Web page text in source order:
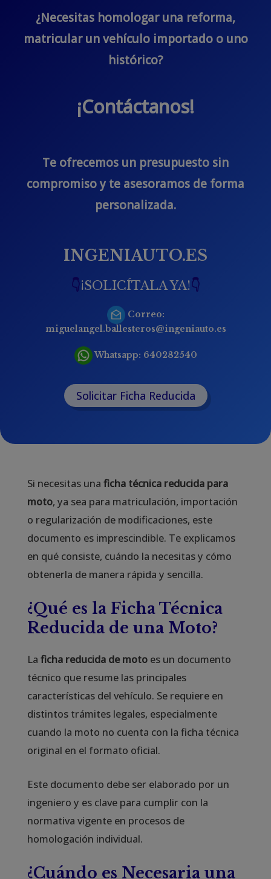
¿Necesitas homologar una reforma,
matricular un vehículo importado o uno
histórico?
¡Contáctanos!
Te ofrecemos un presupuesto sin
compromiso y te asesoramos de forma
personalizada.
INGENIAUTO.ES
👇¡SOLICÍTALA YA!👇
Correo:
miguelangel.ballesteros@ingeniauto.es
Whatsapp: 640282540
Solicitar Ficha Reducida
Si necesitas una ficha técnica reducida para
moto, ya sea para matriculación, importación
o regularización de modificaciones, este
documento es imprescindible. Te explicamos
en qué consiste, cuándo la necesitas y cómo
obtenerla de manera rápida y sencilla.
¿Qué es la Ficha Técnica
Reducida de una Moto?
La ficha reducida de motoes un documento
técnico que resume las principales
características del vehículo. Se requiere en
distintos trámites legales, especialmente
cuando la moto no cuenta con la ficha técnica
original en el formato oficial.
Este documento debe ser elaborado por un
ingeniero y es clave para cumplir con la
normativa vigente en procesos de
homologación individual.
¿Cuándo es Necesaria una